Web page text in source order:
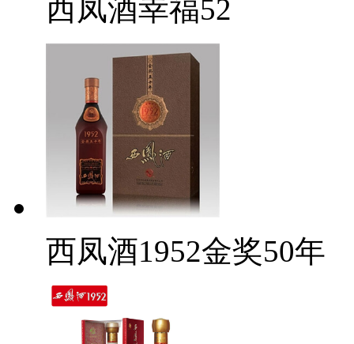
西凤酒幸福52
西凤酒1952金奖50年